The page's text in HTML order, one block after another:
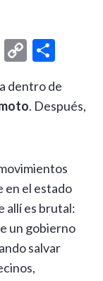
E
ai
C
p
y
n
k
m
p
ti
r
dentro de
. Después,
en el estado
allí es brutal:
un gobierno
salvar